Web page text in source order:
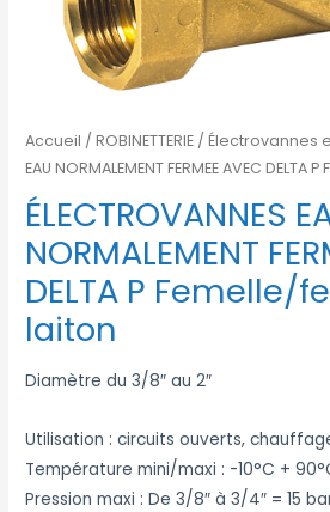
Accueil /ROBINETTERIE /Électrovannes
EAU NORMALEMENT FERMEE AVEC
ÉLECTROVANNES
NORMALEMENT
DELTA P Femelle/
laiton
Diamètre du 3/8″ au 2″
Utilisation : circuits ouverts,
Température mini/maxi : -10°C +
Pression maxi : De 3/8″ à 3/4″ = 15